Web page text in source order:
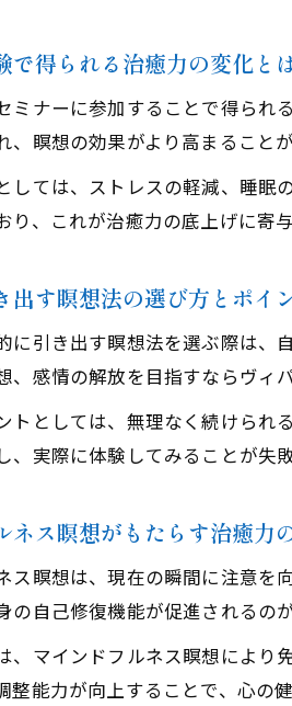
で得られる治癒力の変化と
ミナーに参加することで得られ
、瞑想の効果がより高まること
しては、ストレスの軽減、睡眠
り、これが治癒力の底上げに寄
出す瞑想法の選び方とポイ
に引き出す瞑想法を選ぶ際は、
、感情の解放を目指すならヴィ
トとしては、無理なく続けられ
、実際に体験してみることが失
ネス瞑想がもたらす治癒力
ス瞑想は、現在の瞬間に注意を
の自己修復機能が促進されるの
、マインドフルネス瞑想により
整能力が向上することで、心の